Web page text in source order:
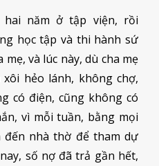
năm ở tập viện, rồi
học tập và thi hành sứ
và lúc này, dù cha mẹ
hẻo lánh, không chợ,
có điện, cũng không có
vì mỗi tuần, bằng mọi
đến nhà thờ để tham dự
số nợ đã trả gần hết,